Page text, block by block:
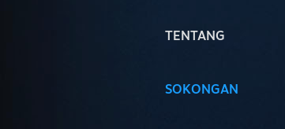
TENTANG
SOKONGAN